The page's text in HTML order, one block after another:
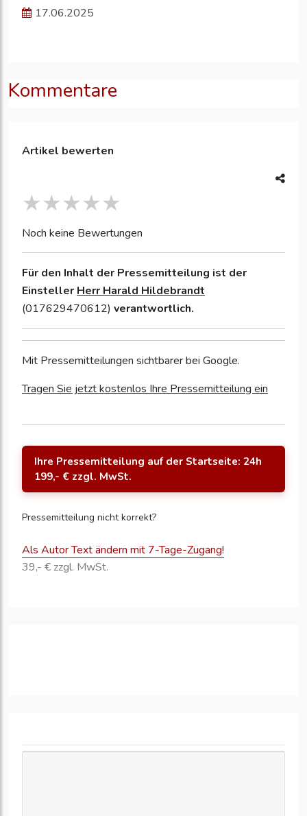
17.06.2025
Kommentare
Artikel bewerten
Noch keine Bewertungen
Für den Inhalt der Pressemitteilung ist der
Einsteller Herr Harald Hildebrandt
(017629470612) verantwortlich.
Mit Pressemitteilungen sichtbarer bei Google.
Tragen Sie jetzt kostenlos Ihre Pressemitteilung ein
Ihre Pressemitteilung auf der Startseite: 24h
199,- € zzgl. MwSt.
Pressemitteilung nicht korrekt?
Als Autor Text ändern mit 7-Tage-Zugang!
39,- € zzgl. MwSt.